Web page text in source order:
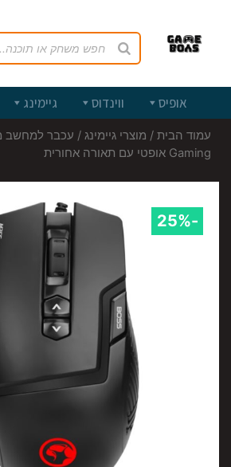
אופיס ווינדוס גיימינג
עמוד הבית / מוצרי גיימינג
Gaming אופטי עם תאורה אחורית
-25%